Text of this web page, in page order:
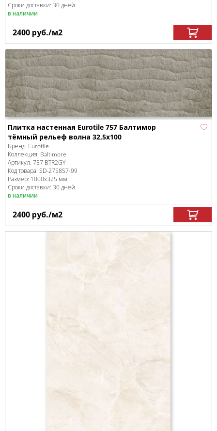
Сроки доставки: 30 дней
в наличии
2400 руб./м2
Плитка настенная Eurotile 757 Балтимор
тёмный рельеф волна 32,5x100
Бренд: Eurotile
Коллекция: Baltimore
Артикул: 757 BTR2GY
Код товара: SD-275857-99
Размер: 1000x325 мм
Сроки доставки: 30 дней
в наличии
2400 руб./м2